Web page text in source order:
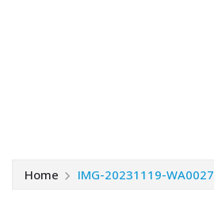
Home IMG-20231119-WA0027